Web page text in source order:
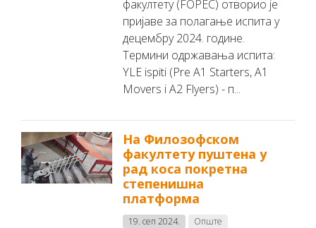
факултету (FOPEC) отворио је
пријаве за полагање испита у
децембру 2024. године.
Термини одржавања испита:
YLE ispiti (Pre A1 Starters, A1
Movers i A2 Flyers) - п...
На Филозофском
факултету пуштена у
рад коса покретна
степенишна
платформа
19. сеп 2024. Опште